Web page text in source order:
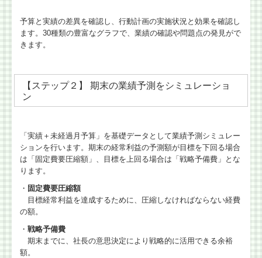
予算と実績の差異を確認し、行動計画の実施状況と効果を確認し
ます。30種類の豊富なグラフで、業績の確認や問題点の発見がで
きます。
【ステップ２】 期末の業績予測をシミュレーショ
ン
「実績＋未経過月予算」を基礎データとして業績予測シミュレー
ションを行います。期末の経常利益の予測額が目標を下回る場合
は「固定費要圧縮額」、目標を上回る場合は「戦略予備費」とな
ります。
・ 固定費要圧縮額
目標経常利益を達成するために、圧縮しなければならない経費
の額。
・戦略予備費
期末までに、社長の意思決定により戦略的に活用できる余裕
額。